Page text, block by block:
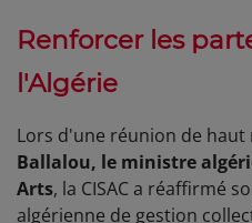
Renforcer les
l'Algérie
Lors d'une réunion de haut
Ballalou, le ministre
Arts, la CISAC a réaffirmé
algérienne de gestion